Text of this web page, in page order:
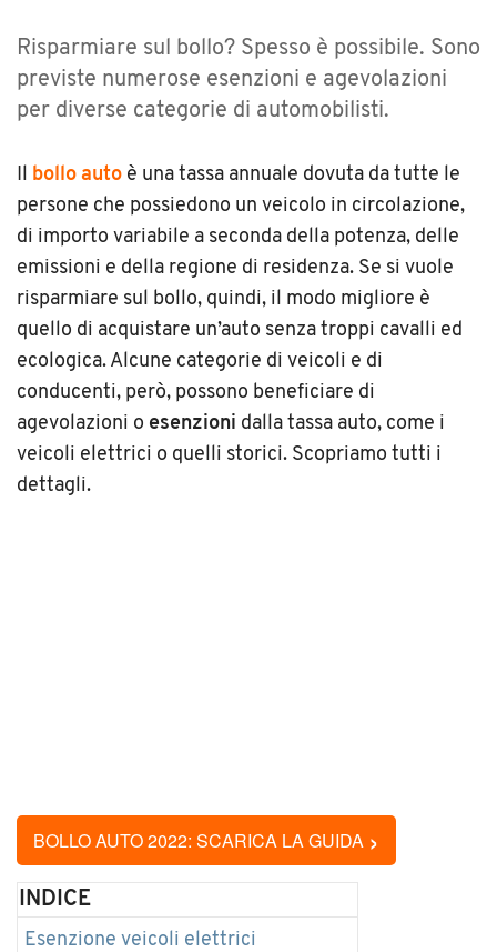
Risparmiare sul bollo? Spesso è possibile. Sono
previste numerose esenzioni e agevolazioni
per diverse categorie di automobilisti.
Il bollo auto è una tassa annuale dovuta da tutte le
persone che possiedono un veicolo in circolazione,
di importo variabile a seconda della potenza, delle
emissioni e della regione di residenza. Se si vuole
risparmiare sul bollo, quindi, il modo migliore è
quello di acquistare un’auto senza troppi cavalli ed
ecologica. Alcune categorie di veicoli e di
conducenti, però, possono beneficiare di
agevolazioni o esenzioni dalla tassa auto, come i
veicoli elettrici o quelli storici. Scopriamo tutti i
dettagli.
BOLLO AUTO 2022: SCARICA LA GUIDA ›
INDICE
Esenzione veicoli elettrici